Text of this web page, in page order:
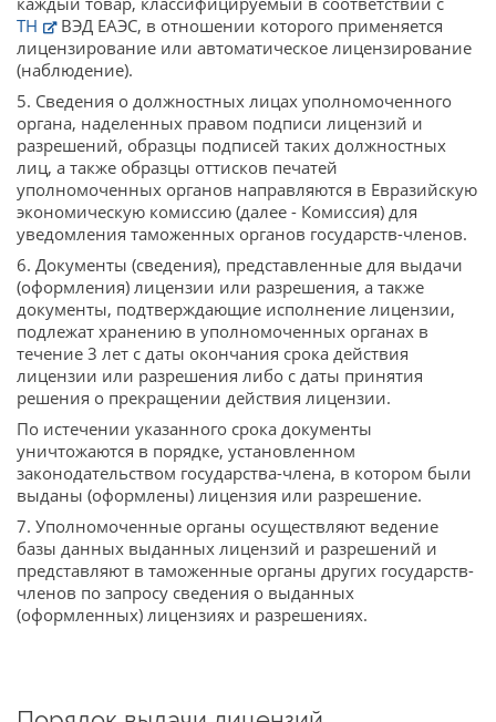
ТН
ВЭД ЕАЭС, в отношении которого применяется
лицензирование или автоматическое лицензирование
(наблюдение).
5. Сведения о должностных лицах уполномоченного
органа, наделенных правом подписи лицензий и
разрешений, образцы подписей таких должностных
лиц, а также образцы оттисков печатей
уполномоченных органов направляются в Евразийскую
экономическую комиссию (далее - Комиссия) для
уведомления таможенных органов государств-членов.
6. Документы (сведения), представленные для выдачи
(оформления) лицензии или разрешения, а также
документы, подтверждающие исполнение лицензии,
подлежат хранению в уполномоченных органах в
течение 3 лет с даты окончания срока действия
лицензии или разрешения либо с даты принятия
решения о прекращении действия лицензии.
По истечении указанного срока документы
уничтожаются в порядке, установленном
законодательством государства-члена, в котором были
выданы (оформлены) лицензия или разрешение.
7. Уполномоченные органы осуществляют ведение
базы данных выданных лицензий и разрешений и
представляют в таможенные органы других государств-
членов по запросу сведения о выданных
(оформленных) лицензиях и разрешениях.